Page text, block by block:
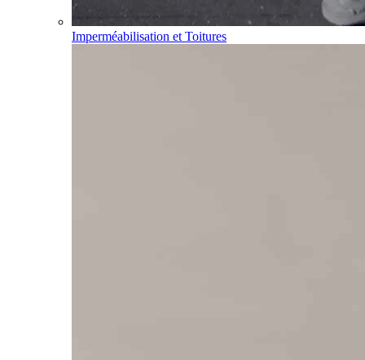
Imperméabilisation et Toitures